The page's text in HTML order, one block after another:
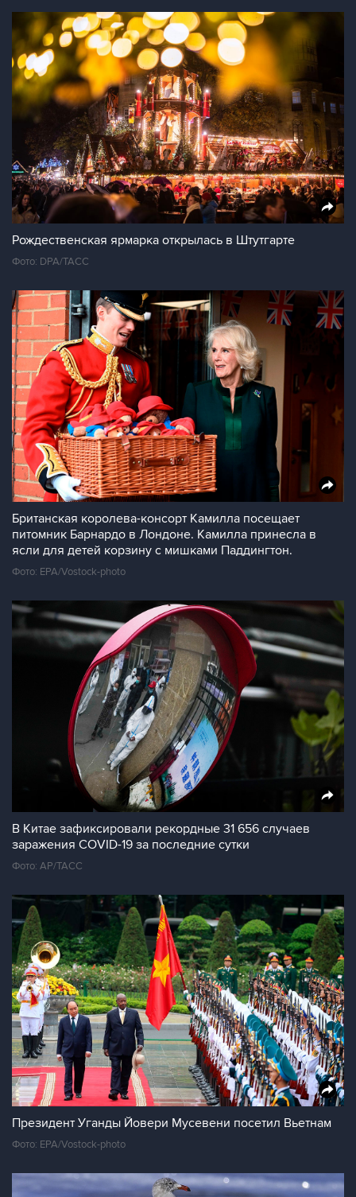
Рождественская ярмарка открылась в Штутгарте
Фото: DPA/ТАСС
Британская королева-консорт Камилла посещает
питомник Барнардо в Лондоне. Камилла принесла в
ясли для детей корзину с мишками Паддингтон.
Фото: EPA/Vostock-photo
В Китае зафиксировали рекордные 31 656 случаев
заражения COVID-19 за последние сутки
Фото: AP/ТАСС
Президент Уганды Йовери Мусевени посетил Вьетнам
Фото: EPA/Vostock-photo